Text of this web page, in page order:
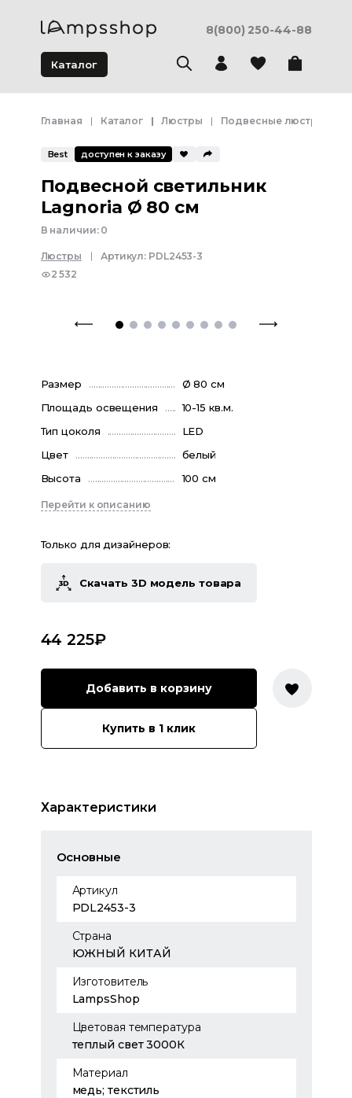
8(800) 250-44-88
Каталог
Главная Каталог Люстры Подвесные люстры
Best доступен к заказу
Подвесной светильник
Lagnoria Ø 80 см
В наличии: 0
Люстры Артикул: PDL2453-3
2 532
Размер
Ø 80 см
Площадь освещения
10-15 кв.м.
Тип цоколя
LED
Цвет
белый
Высота
100 см
Перейти к описанию
Только для дизайнеров:
Скачать 3D модель товара
44 225₽
Добавить в корзину
Купить в 1 клик
Характеристики
Основные
Артикул
PDL2453-3
Страна
ЮЖНЫЙ КИТАЙ
Изготовитель
LampsShop
Цветовая температура
теплый свет 3000К
Материал
медь; текстиль